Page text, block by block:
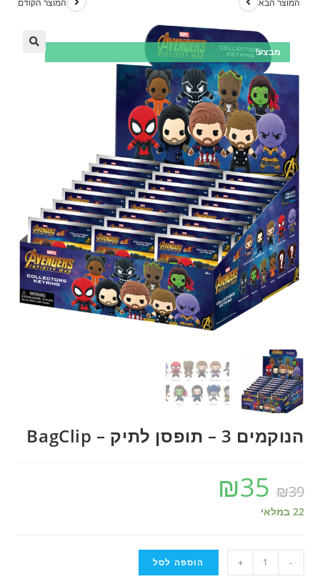
מבצע!
הנוקמים 3 – תופסן לתיק – BagClip
₪39
₪35
22 במלאי
-
+ הוספה לסל